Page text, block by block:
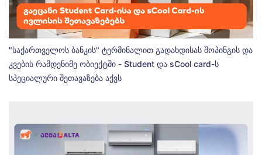
"საქართველოს ბანკის" ტერმინალით გადახდისას შოპინგის და
კვების რამდენიმე ობიექტში - Student და sCool card-ს
სპეციალური შეთავაზება აქვს